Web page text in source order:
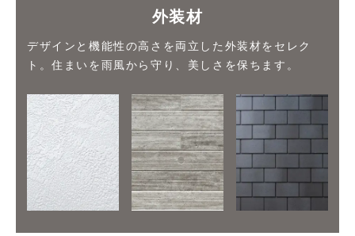
外装材
デザインと機能性の高さを両立した外装材をセレク
ト。住まいを雨風から守り、美しさを保ちます。